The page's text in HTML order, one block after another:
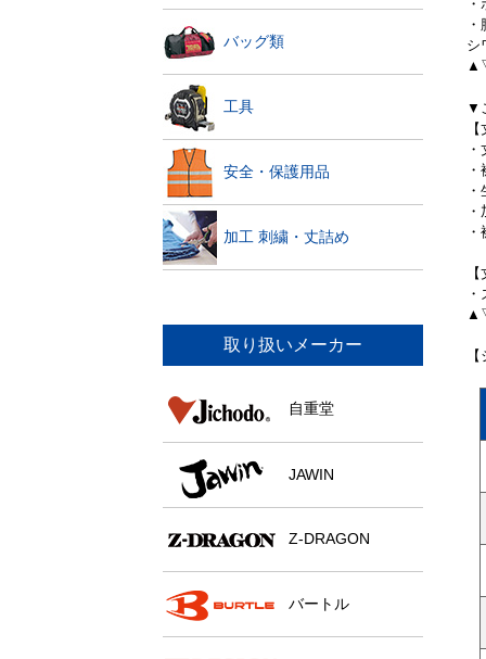
バッグ類
工具
安全・保護用品
加工 刺繍・丈詰め
取り扱いメーカー
自重堂
JAWIN
Z-DRAGON
バートル
シ
▼